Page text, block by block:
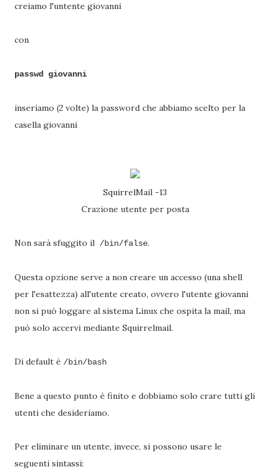
creiamo l'untente giovanni
con
passwd giovanni
inseriamo (2 volte) la password che abbiamo scelto per la
casella giovanni
SquirrelMail -13
Crazione utente per posta
Non sarà sfuggito il /bin/false.
Questa opzione serve a non creare un accesso (una shell
per l'esattezza) all'utente creato, ovvero l'utente giovanni
non si può loggare al sistema Linux che ospita la mail, ma
può solo accervi mediante Squirrelmail.
Di default è /bin/bash
Bene a questo punto è finito e dobbiamo solo crare tutti gli
utenti che desideriamo.
Per eliminare un utente, invece, si possono usare le
seguenti sintassi: